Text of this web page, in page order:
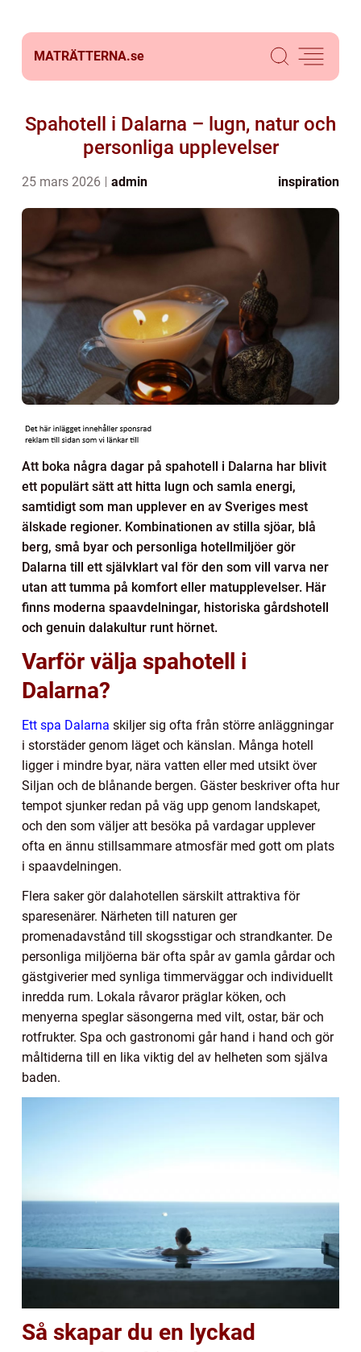
MATRÄTTERNA.se
Spahotell i Dalarna – lugn, natur och
personliga upplevelser
25 mars 2026 admin inspiration
Att boka några dagar på spahotell i Dalarna har blivit
ett populärt sätt att hitta lugn och samla energi,
samtidigt som man upplever en av Sveriges mest
älskade regioner. Kombinationen av stilla sjöar, blå
berg, små byar och personliga hotellmiljöer gör
Dalarna till ett självklart val för den som vill varva ner
utan att tumma på komfort eller matupplevelser. Här
finns moderna spaavdelningar, historiska gårdshotell
och genuin dalakultur runt hörnet.
Varför välja spahotell i
Dalarna?
Ett spa Dalarna skiljer sig ofta från större anläggningar
i storstäder genom läget och känslan. Många hotell
ligger i mindre byar, nära vatten eller med utsikt över
Siljan och de blånande bergen. Gäster beskriver ofta hur
tempot sjunker redan på väg upp genom landskapet,
och den som väljer att besöka på vardagar upplever
ofta en ännu stillsammare atmosfär med gott om plats
i spaavdelningen.
Flera saker gör dalahotellen särskilt attraktiva för
sparesenärer. Närheten till naturen ger
promenadavstånd till skogsstigar och strandkanter. De
personliga miljöerna bär ofta spår av gamla gårdar och
gästgiverier med synliga timmerväggar och individuellt
inredda rum. Lokala råvaror präglar köken, och
menyerna speglar säsongerna med vilt, ostar, bär och
rotfrukter. Spa och gastronomi går hand i hand och gör
måltiderna till en lika viktig del av helheten som själva
baden.
Så skapar du en lyckad